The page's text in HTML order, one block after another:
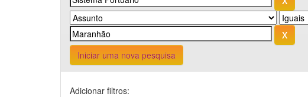
Iniciar uma nova pesquisa
Adicionar filtros: